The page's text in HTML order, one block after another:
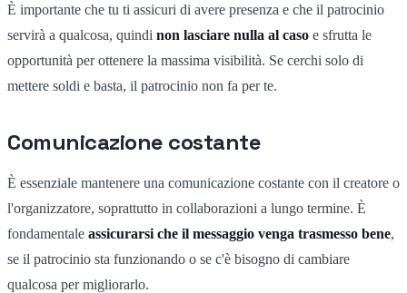
È importante che tu ti assicuri di avere presenza e che il patrocinio
servirà a qualcosa, quindi non lasciare nulla al caso e sfrutta le
opportunità per ottenere la massima visibilità. Se cerchi solo di
mettere soldi e basta, il patrocinio non fa per te.
Comunicazione costante
È essenziale mantenere una comunicazione costante con il creatore o
l'organizzatore, soprattutto in collaborazioni a lungo termine. È
fondamentale assicurarsi che il messaggio venga trasmesso bene,
se il patrocinio sta funzionando o se c'è bisogno di cambiare
qualcosa per migliorarlo.